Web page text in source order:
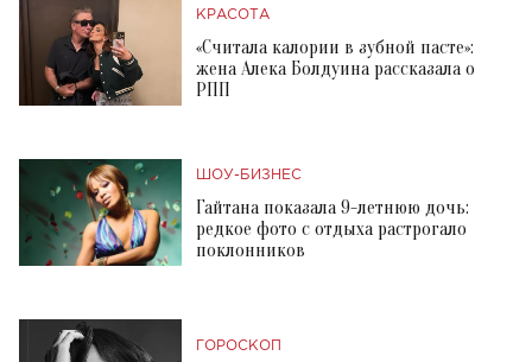
КРАСОТА
«Считала калории в зубной пасте»:
жена Алека Болдуина рассказала о
РПП
ШОУ-БИЗНЕС
Гайтана показала 9-летнюю дочь:
редкое фото с отдыха растрогало
поклонников
ГОРОСКОП